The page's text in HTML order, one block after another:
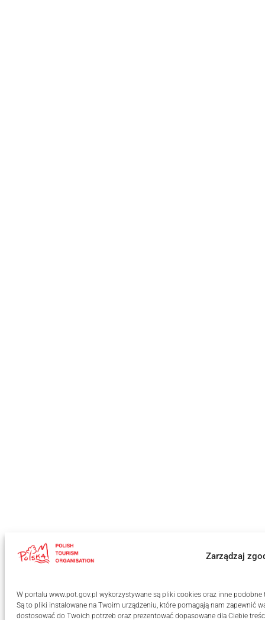
Zarządzaj
W portalu www.pot.gov.pl wykorzystywane są pliki cookies oraz inne
Są to pliki instalowane na Twoim urządzeniu, które pomagają nam zapewnić
dostosować do Twoich potrzeb oraz prezentować dopasowane dla Ciebie